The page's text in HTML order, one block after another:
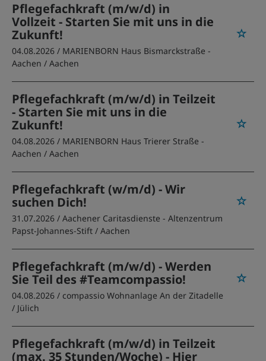
Pflegefachkraft (m/w/d) in
Vollzeit - Starten Sie mit uns in die
Zukunft!
04.08.2026 / MARIENBORN Haus Bismarckstraße -
Aachen / Aachen
Pflegefachkraft (m/w/d) in Teilzeit
- Starten Sie mit uns in die
Zukunft!
04.08.2026 / MARIENBORN Haus Trierer Straße -
Aachen / Aachen
Pflegefachkraft (w/m/d) - Wir
suchen Dich!
31.07.2026 / Aachener Caritasdienste - Altenzentrum
Papst-Johannes-Stift / Aachen
Pflegefachkraft (m/w/d) - Werden
Sie Teil des #Teamcompassio!
04.08.2026 / compassio Wohnanlage An der Zitadelle
/ Jülich
Pflegefachkraft (m/w/d) in Teilzeit
(max. 35 Stunden/Woche) - Hier